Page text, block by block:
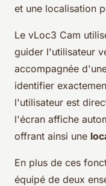
et une localisation
Le vLoc3 Cam
guider l'utilisateur
accompagnée
identifier
l'utilisateur est
l'écran affiche
offrant ainsi une
En plus de ces
équipé de deux